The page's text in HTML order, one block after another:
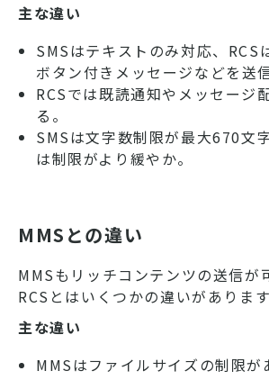
主な違い
SMSはテキストのみ対応、RCS
ボタン付きメッセージなどを送
RCSでは既読通知やメッセージ
る。
SMSは文字数制限が最大670文
は制限がより緩やか。
MMSとの違い
MMSもリッチコンテンツの送信が
RCSとはいくつかの違いがあります
主な違い
MMSはファイルサイズの制限が